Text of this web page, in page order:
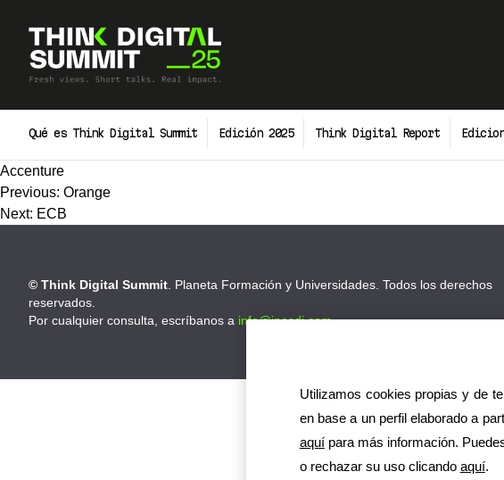
content
Qué es Think Digital Summit Edición 2025 Think Digital Report
Accenture
Navegación
de
Previous: Orange
Next: ECB
© Think Digital Summit . Planeta Formación y Universidades. Todos los derechos
reservados.
Por cualquier consulta, escríbanos a info@inesdi.com
Utilizamos cookies propias y de
en base a un perfil elaborado a
aquípara más información.
o rechazar su uso clicando aquí.